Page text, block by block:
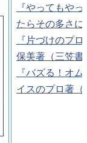
『やってもや
たらその多さ
『片づけのプ
保美著（三笠書
『バズる！オ
イスのプロ著